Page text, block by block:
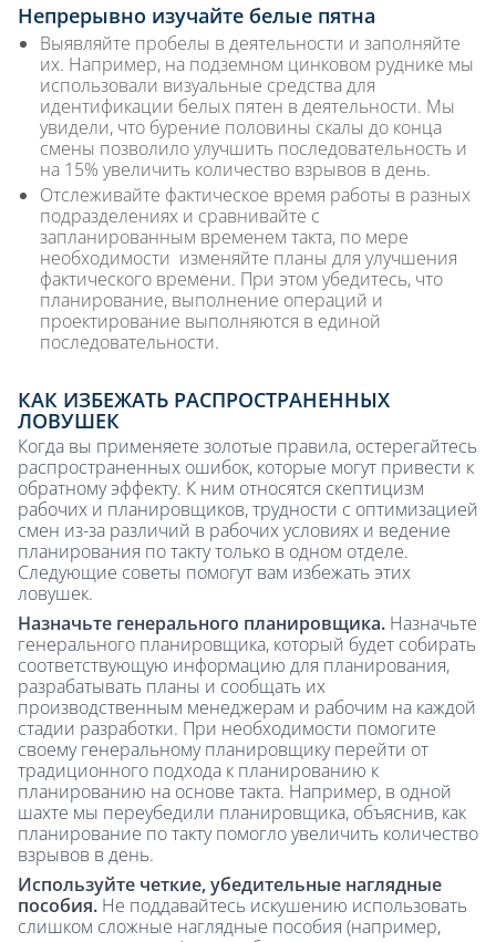
Непрерывно изучайте белые пятна
Выявляйте пробелы в деятельности и заполняйте
их. Например, на подземном цинковом руднике мы
использовали визуальные средства для
идентификации белых пятен в деятельности. Мы
увидели, что бурение половины скалы до конца
смены позволило улучшить последовательность и
на 15% увеличить количество взрывов в день.
Отслеживайте фактическое время работы в разных
подразделениях и сравнивайте с
запланированным временем такта, по мере
необходимости изменяйте планы для улучшения
фактического времени. При этом убедитесь, что
планирование, выполнение операций и
проектирование выполняются в единой
последовательности.
КАК ИЗБЕЖАТЬ РАСПРОСТРАНЕННЫХ
ЛОВУШЕК
Когда вы применяете золотые правила, остерегайтесь
распространенных ошибок, которые могут привести к
обратному эффекту. К ним относятся скептицизм
рабочих и планировщиков, трудности с оптимизацией
смен из-за различий в рабочих условиях и ведение
планирования по такту только в одном отделе.
Следующие советы помогут вам избежать этих
ловушек.
Назначьте генерального планировщика. Назначьте
генерального планировщика, который будет собирать
соответствующую информацию для планирования,
разрабатывать планы и сообщать их
производственным менеджерам и рабочим на каждой
стадии разработки. При необходимости помогите
своему генеральному планировщику перейти от
традиционного подхода к планированию к
планированию на основе такта. Например, в одной
шахте мы переубедили планировщика, объяснив, как
планирование по такту помогло увеличить количество
взрывов в день.
Используйте четкие, убедительные наглядные
пособия. Не поддавайтесь искушению использовать
слишком сложные наглядные пособия (например,